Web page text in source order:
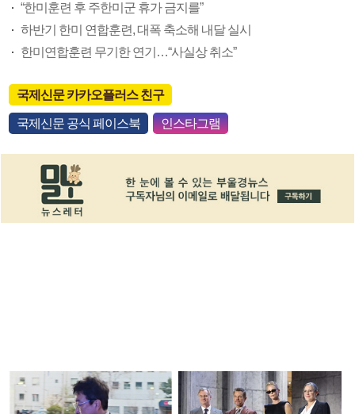
“한미훈련 후 주한미군 휴가 금지를”
하반기 한미 연합훈련, 대폭 축소해 내달 실시
한미연합훈련 무기한 연기…“사실상 취소”
국제신문 카카오플러스 친구
국제신문 공식 페이스북 인스타그램